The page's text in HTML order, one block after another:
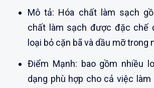
Mô tả: Hóa chất làm sạch
chất làm sạch được đặc chế
loại bỏ cặn bã và dầu mỡ trong
Điểm Mạnh: bao gồm nhiều
dạng phù hợp cho cả việc